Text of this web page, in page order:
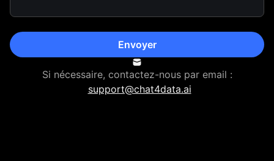
Envoyer
Si nécessaire, contactez-nous par email :
support@chat4data.ai